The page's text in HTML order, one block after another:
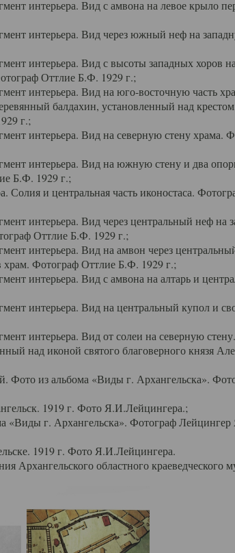
интерьера. Вид с амвона на левое крыло
интерьера. Вид через южный неф на
интерьера. Вид с высоты западных хоров на
Оттлие Б.Ф. 1929 г.;
интерьера. Вид на юго-восточную часть
балдахин, установленный над
г.;
интерьера. Вид на северную стену храма.
интерьера. Вид на южную стену и два
Б.Ф. 1929 г.;
и центральная часть иконостаса.
интерьера. Вид через центральный неф на
Оттлие Б.Ф. 1929 г.;
интерьера. Вид на амвон через
храм. Фотограф Оттлие Б.Ф. 1929 г.;
интерьера. Вид с амвона на алтарь и
интерьера. Вид на центральный купол и
интерьера. Вид от солеи на северную
над иконой святого благоверного князя
из альбома «Виды г. Архангельска».
1919 г. Фото Я.И.Лейцингера.;
«Виды г. Архангельска». Фотограф
1919 г. Фото Я.И.Лейцингера.
Архангельского областного краеведческого